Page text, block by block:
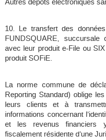
Autres dépôts électroniques
10. Le transfert des
FUNDSQUARE,
avec leur produit e-File ou
produit SOFiE.
La norme commune de
Reporting Standard) oblige
leurs clients et à
informations concernant
et les revenus financiers
fiscalement résidente d’une